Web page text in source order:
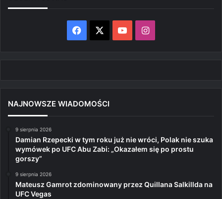
Facebook YouTubeInstagram
NAJNOWSZE WIADOMOŚCI
9 sierpnia 2026
Damian Rzepecki w tym roku już nie wróci, Polak nie szuka
wymówek po UFC Abu Zabi: „Okazałem się po prostu
gorszy”
9 sierpnia 2026
Mateusz Gamrot zdominowany przez Quillana Salkillda na
UFC Vegas